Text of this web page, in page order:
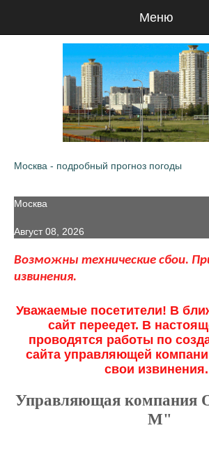
Меню
Москва - подробный прогноз погоды
Москва
Август 08, 2026
Возможны технические сбои.
извинения.
Уважаемые посетители! В
сайт переедет. В
проводятся работы по
сайта управляющей
свои извинения.
Управляющая
М"